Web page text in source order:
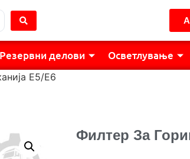
Резервни делови Осветлување
Е5/Е6
Филтер За